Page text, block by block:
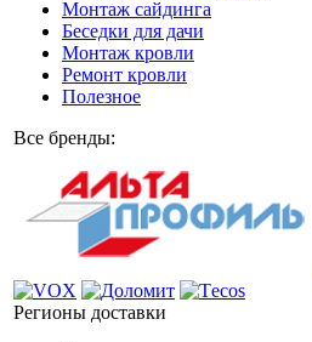
Монтаж сайдинга
Беседки для дачи
Монтаж кровли
Ремонт кровли
Полезное
Все бренды:
Регионы доставки